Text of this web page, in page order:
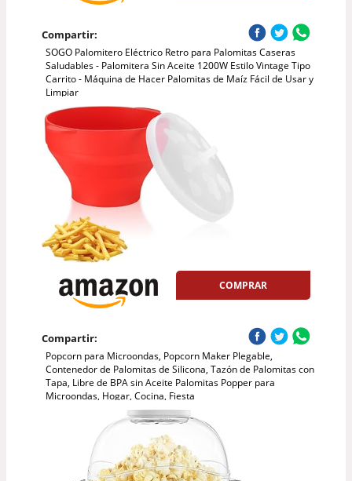
Compartir:
SOGO Palomitero Eléctrico Retro para Palomitas Caseras
Saludables - Palomitera Sin Aceite 1200W Estilo Vintage Tipo
Carrito - Máquina de Hacer Palomitas de Maíz Fácil de Usar y
Limpiar
COMPRAR
Compartir:
Popcorn para Microondas, Popcorn Maker Plegable,
Contenedor de Palomitas de Silicona, Tazón de Palomitas con
Tapa, Libre de BPA sin Aceite Palomitas Popper para
Microondas, Hogar, Cocina, Fiesta